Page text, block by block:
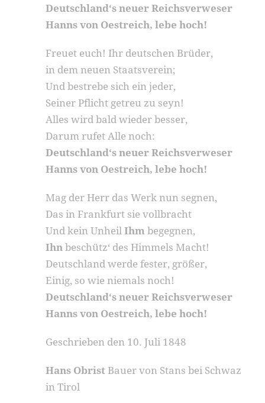
Deutschland‘s neuer Reichsverweser
Hanns von Oestreich, lebe hoch!
Freuet euch! Ihr deutschen Brüder,
in dem neuen Staatsverein;
Und bestrebe sich ein jeder,
Seiner Pflicht getreu zu seyn!
Alles wird bald wieder besser,
Darum rufet Alle noch:
Deutschland‘s neuer Reichsverweser
Hanns von Oestreich, lebe hoch!
Mag der Herr das Werk nun segnen,
Das in Frankfurt sie vollbracht
Und kein UnheilIhmbegegnen,
Ihnbeschütz‘ des Himmels Macht!
Deutschland werde fester, größer,
Einig, so wie niemals noch!
Deutschland‘s neuer Reichsverweser
Hanns von Oestreich, lebe hoch!
Geschrieben den 10. Juli 1848
Hans Obrist Bauer von Stans bei Schwaz
in Tirol